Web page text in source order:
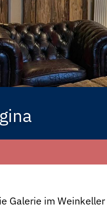
Galerie im Weinkeller